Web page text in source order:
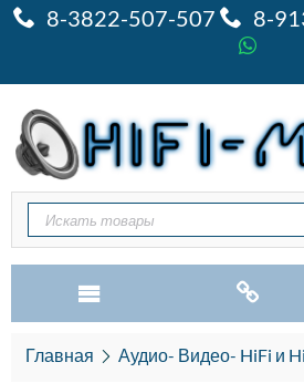
8-3822-507-507 8-
Главная Аудио- Видео- HiFi и HiEND